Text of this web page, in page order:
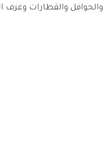
والحوافل والقطارات